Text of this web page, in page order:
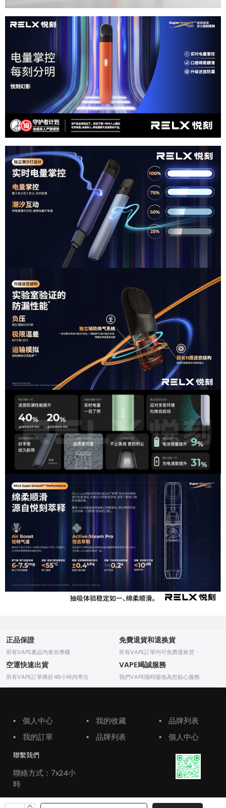
正品保證
所有VAPE產品均來自專櫃
免費退貨和退换貨
所有VAPE訂單均可免费退换货
空運快速出貨
所有VAPE訂單將於48小時内寄出
VAPE竭誠服務
我們VAPE随時随地為您贴心服務
▪
個人中心
▪
我的訂單
▪
我的收藏
▪
品牌列表
▪
品牌列表
▪
個人中心
聯繫我們
聯絡方式：7x24小
時